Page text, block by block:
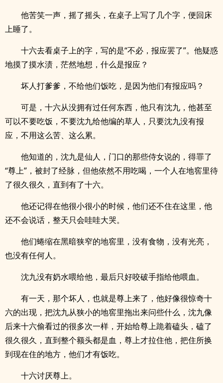
他苦笑一声，摇了摇头，在桌子上写了几个字，便回床
上睡了。
十六去看桌子上的字，写的是“不必，报应罢了”。他疑惑
地摸了摸水渍，茫然地想，什么是报应？
坏人打爹爹，不给他们饭吃，是因为他们有报应吗？
可是，十六从没拥有过任何东西，他只有沈九，他甚至
可以不要吃饭，不要沈九给他编的草人，只要沈九没有报
应，不用这么苦、这么累。
他知道的，沈九是仙人，门口的那些侍女说的，得罪了
“尊上”，被封了经脉，但他依然不用吃喝，一个人在地窖里待
了很久很久，直到有了十六。
他还记得在他很小很小的时候，他们还不住在这里，他
还不会说话，整天只会哇哇大哭。
他们蜷缩在黑暗狭窄的地窖里，没有食物，没有光亮，
也没有任何人。
沈九没有奶水喂给他，最后只好咬破手指给他喂血。
有一天，那个坏人，也就是尊上来了，他好像很惊奇十
六的出现，把沈九从狭小的地窖里拖出来问些什么，沈九像
后来十六偷看过的很多次一样，开始给尊上跪着磕头，磕了
很久很久，直到整个额头都是血，尊上才拉住他，把住所换
到现在住的地方，他们才有饭吃。
十六讨厌尊上。